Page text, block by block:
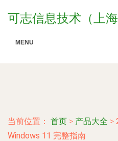
可志信息技术（上
MENU
当前位置： 首页 > 产品大全 >
Windows 11 完整指南